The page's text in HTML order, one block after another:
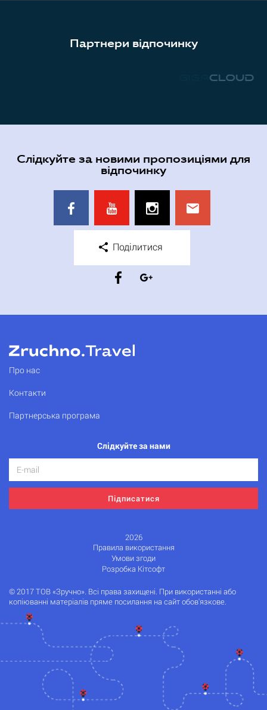
Партнери відпочинку
Слідкуйте за новими пропозиціями для
відпочинку
Поділитися
Про нас
Контакти
Партнерська програма
Слідкуйте за нами
Підписатися
2026
Правила використання
Умови згоди
Розробка Кітсофт
© 2017 ТОВ «Зручно». Всі права захищені. При використанні або
копіюванні матеріалів пряме посилання на сайт обов'язкове.